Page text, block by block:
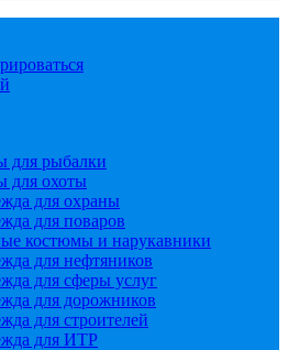
для рыбалки
для охоты
для охраны
для поваров
костюмы и нарукавники
для нефтяников
для сферы услуг
для дорожников
для строителей
для ИТР